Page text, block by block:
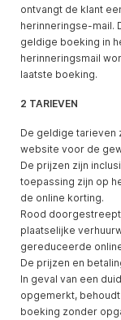
ontvangt de klant
herinneringse-mail.
geldige boeking in
herinneringsmail
laatste boeking.
2 TARIEVEN
De geldige tarieven
website voor de
De prijzen zijn
toepassing zijn op
de online korting.
Rood
plaatselijke
gereduceerde
De prijzen en
In geval van een
opgemerkt,
boeking zonder